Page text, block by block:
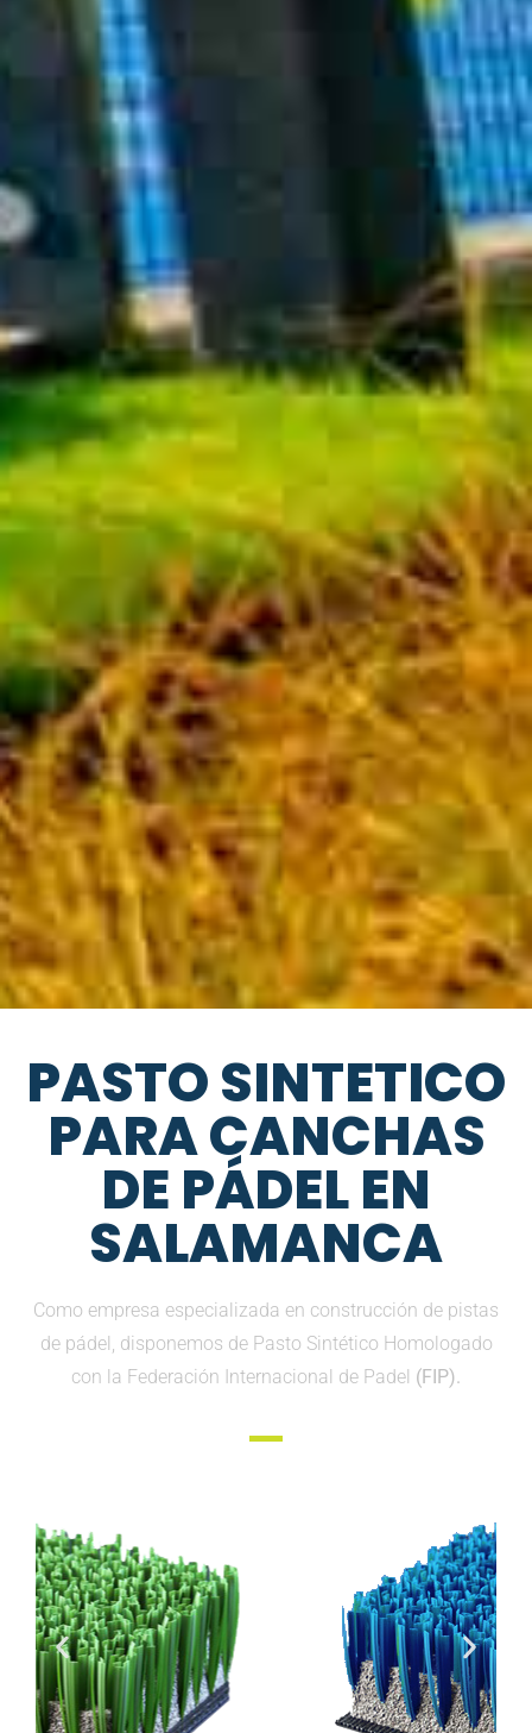
PASTO SINTETICO
PARA CANCHAS
DE PÁDEL EN
SALAMANCA
Como empresa especializada en construcción de pistas
de pádel, disponemos de Pasto Sintético Homologado
con la Federación Internacional de Padel (FIP).